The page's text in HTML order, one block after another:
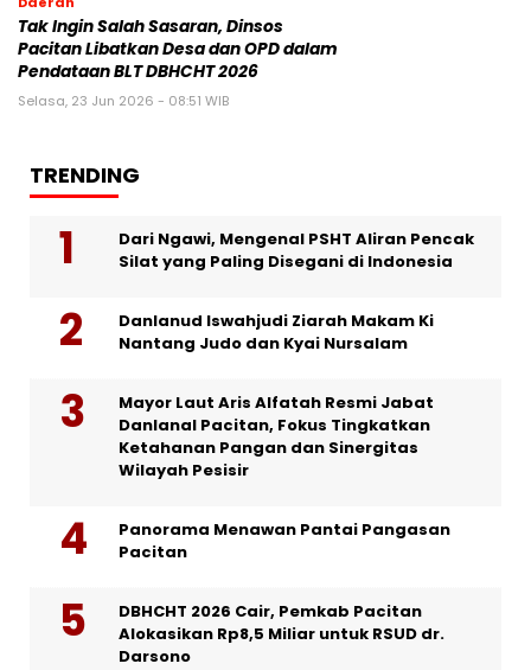
Tak Ingin Salah Sasaran, Dinsos
Pacitan Libatkan Desa dan OPD dalam
Pendataan BLT DBHCHT 2026
Selasa, 23 Jun 2026 - 08:51 WIB
TRENDING
Dari Ngawi, Mengenal PSHT Aliran Pencak
Silat yang Paling Disegani di Indonesia
Danlanud Iswahjudi Ziarah Makam Ki
Nantang Judo dan Kyai Nursalam
Mayor Laut Aris Alfatah Resmi Jabat
Danlanal Pacitan, Fokus Tingkatkan
Ketahanan Pangan dan Sinergitas
Wilayah Pesisir
Panorama Menawan Pantai Pangasan
Pacitan
DBHCHT 2026 Cair, Pemkab Pacitan
Alokasikan Rp8,5 Miliar untuk RSUD dr.
Darsono